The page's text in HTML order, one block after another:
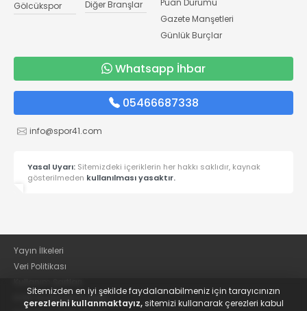
Gölcükspor
Diğer Branşlar
Puan Durumu
Gazete Manşetleri
Günlük Burçlar
Whatsapp İhbar
05466687338
info@spor41.com
Yasal Uyarı: Sitemizdeki içeriklerin her hakkı saklıdır, kaynak
gösterilmeden kullanılması yasaktır.
Yayın İlkeleri
Veri Politikası
KVKK Aydınlatma Metni
Sitemizden en iyi şekilde faydalanabilmeniz için tarayıcınızın
çerezlerini kullanmaktayız,sitemizi kullanarak çerezleri kabul